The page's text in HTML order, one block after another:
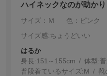
ハイネックなのが助かり
サイズ：Ｍ
色：ピンク
サイズ感:ちょうどいい
はるか
身長:151～155cm 体型:
普段着ているサイズ:M 靴